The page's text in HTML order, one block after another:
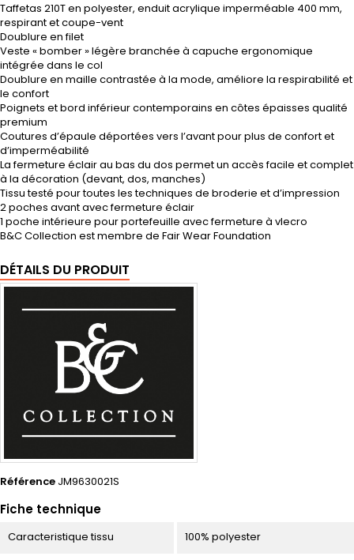
Taffetas 210T en polyester, enduit acrylique imperméable 400 mm,
respirant et coupe-vent
Doublure en filet
Veste « bomber » légère branchée à capuche ergonomique
intégrée dans le col
Doublure en maille contrastée à la mode, améliore la respirabilité et
le confort
Poignets et bord inférieur contemporains en côtes épaisses qualité
premium
Coutures d’épaule déportées vers l’avant pour plus de confort et
d’imperméabilité
La fermeture éclair au bas du dos permet un accès facile et complet
à la décoration (devant, dos, manches)
Tissu testé pour toutes les techniques de broderie et d’impression
2 poches avant avec fermeture éclair
1 poche intérieure pour portefeuille avec fermeture à vlecro
B&C Collection est membre de Fair Wear Foundation
DÉTAILS DU PRODUIT
Référence JM9630021S
Fiche technique
Caracteristique tissu 100% polyester